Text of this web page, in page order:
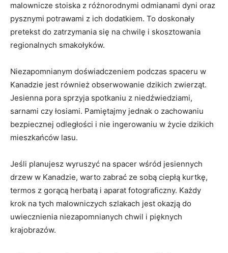
malownicze stoiska z różnorodnymi odmianami dyni oraz
pysznymi potrawami z ich dodatkiem. To doskonały
pretekst do zatrzymania się na chwilę i skosztowania
regionalnych smakołyków.
Niezapomnianym doświadczeniem podczas spaceru w
Kanadzie jest również ⁤obserwowanie dzikich zwierząt.
Jesienna pora sprzyja spotkaniu z niedźwiedziami,
sarnami czy łosiami. Pamiętajmy jednak⁣ o‌ zachowaniu
bezpiecznej odległości i nie ingerowaniu w życie dzikich
mieszkańców lasu.
Jeśli planujesz‌ wyruszyć na spacer wśród jesiennych
drzew w Kanadzie, warto zabrać ze sobą ciepłą kurtkę,
termos z gorącą herbatą i⁢ aparat fotograficzny. Każdy
krok na tych malowniczych⁣ szlakach jest okazją do
uwiecznienia niezapomnianych chwil i pięknych
krajobrazów.